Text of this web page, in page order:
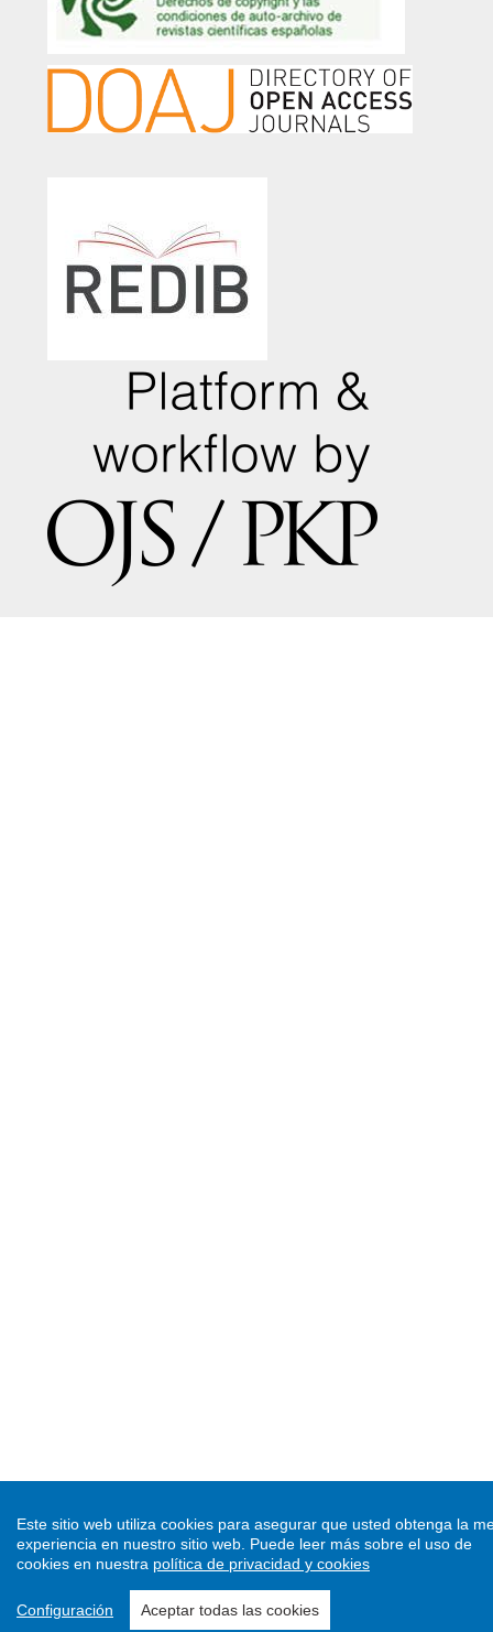
Este sitio web utiliza cookies para asegurar que usted obtenga la
experiencia en nuestro sitio web. Puede leer más sobre el uso de
cookies en nuestra política de privacidad y cookies
Configuración Aceptar todas las cookies